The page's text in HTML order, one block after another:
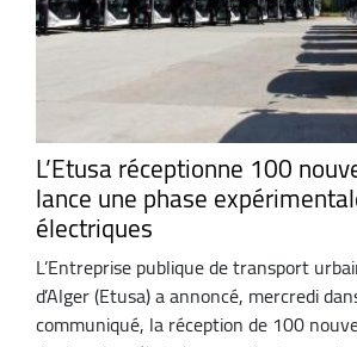
L’Etusa réceptionne 100
lance une phase
électriques
L’Entreprise publique de transport
d’Alger (Etusa) a annoncé, mercredi
communiqué, la réception de 100